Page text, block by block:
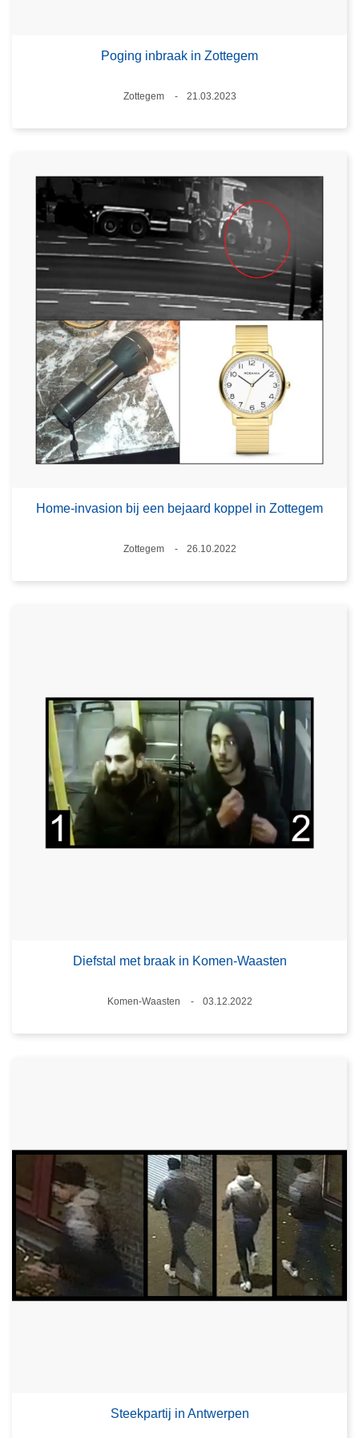
Poging inbraak in Zottegem
Plaats
Zottegem
21.03.2023
Home-invasion bij een bejaard koppel in Zottegem
Plaats
Zottegem
26.10.2022
Diefstal met braak in Komen-Waasten
Plaats
Komen-Waasten
03.12.2022
Steekpartij in Antwerpen